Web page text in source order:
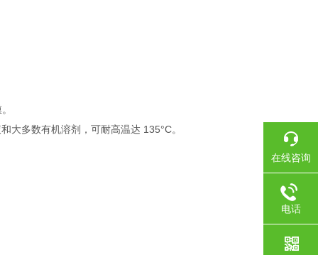
大多数有机溶剂，可耐高温达 135°C。
在线咨询
电话